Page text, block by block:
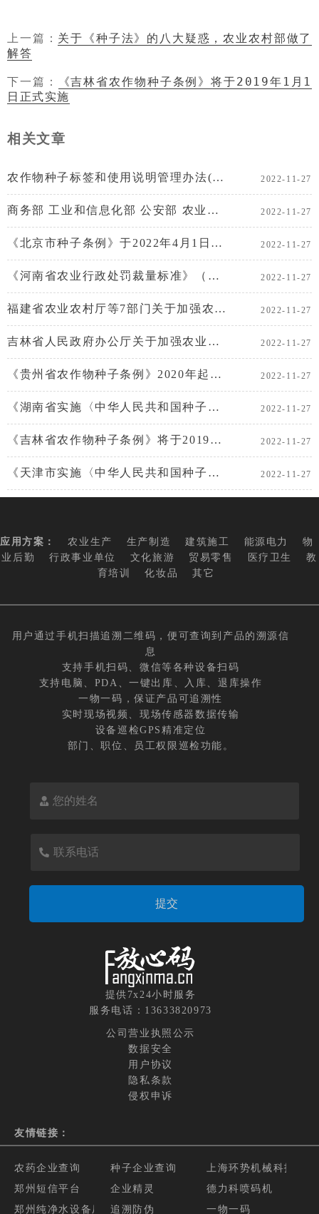
上一篇： 关于《种子法》的八大疑惑，农业农村部做了
解答
下一篇：
《吉林省农作物种子条例》将于2019年1月1
日正式实施
相关文章
农作物种子标签和使用说明管理办法(修订征求意见稿) 2022-11-27
商务部 工业和信息化部 公安部 农业部 质检总局 安全监管总局 食品药品监管总局关于推进重要产品信息 2022-11-27
《北京市种子条例》于2022年4月1日发布实施 2022-11-27
《河南省农业行政处罚裁量标准》（种子法2022版）于2022年4月19日起实施 2022-11-27
福建省农业农村厅等7部门关于加强农业种质资源保护与利用九条措施的通知 2022-11-27
吉林省人民政府办公厅关于加强农业种质资源保护与利用的实施意见 2022-11-27
《贵州省农作物种子条例》2020年起施行 2022-11-27
《湖南省实施〈中华人民共和国种子法〉办法（修订草案）》 2022-11-27
《吉林省农作物种子条例》将于2019年1月1日正式实施 2022-11-27
《天津市实施〈中华人民共和国种子法〉办法》通过审议 2022-11-27
应用方案： 农业生产 生产制造 建筑施工 能源电力
物
业后勤
行政事业单位 文化旅游 贸易零售 医疗卫生
教
育培训
化妆品 其它
用户通过手机扫描追溯二维码，便可查询到产品的溯源信
息
支持手机扫码、微信等各种设备扫码
支持电脑、PDA、一键出库、入库、退库操作
一物一码，保证产品可追溯性
实时现场视频、现场传感器数据传输
设备巡检GPS精准定位
部门、职位、员工权限巡检功能。
提供7x24小时服务
服务电话：13633820973
公司营业执照公示
数据安全
用户协议
隐私条款
侵权申诉
友情链接：
农药企业查询 种子企业查询
上海环势机械科技有
郑州短信平台
企业精灵
德力科喷码机
郑州纯净水设备厂家追溯防伪 一物一码